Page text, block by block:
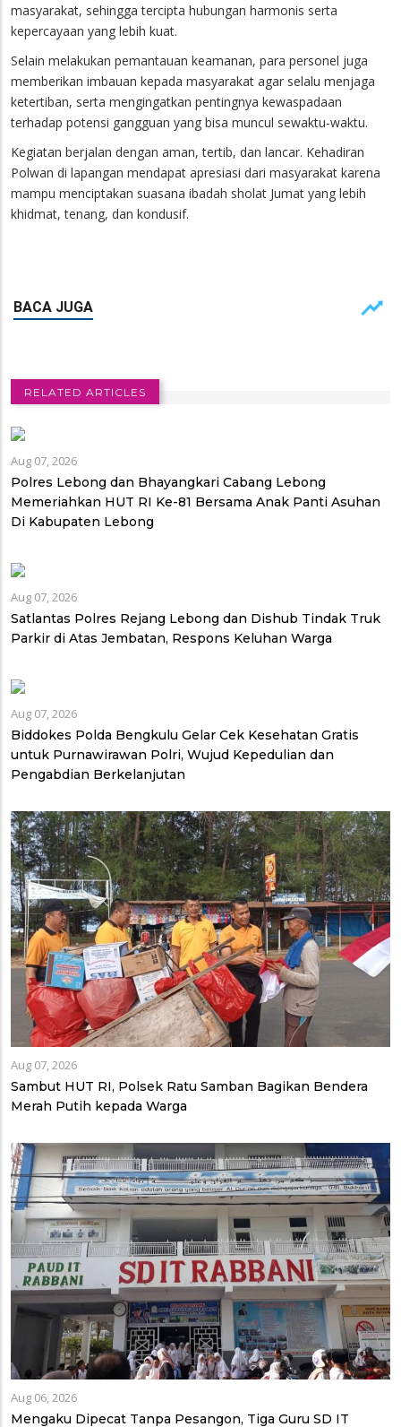
masyarakat, sehingga tercipta hubungan harmonis serta
kepercayaan yang lebih kuat.
Selain melakukan pemantauan keamanan, para personel juga
memberikan imbauan kepada masyarakat agar selalu menjaga
ketertiban, serta mengingatkan pentingnya kewaspadaan
terhadap potensi gangguan yang bisa muncul sewaktu-waktu.
Kegiatan berjalan dengan aman, tertib, dan lancar. Kehadiran
Polwan di lapangan mendapat apresiasi dari masyarakat karena
mampu menciptakan suasana ibadah sholat Jumat yang lebih
khidmat, tenang, dan kondusif.
RELATED ARTICLES
Aug 07, 2026
Polres Lebong dan Bhayangkari Cabang Lebong
Memeriahkan HUT RI Ke-81 Bersama Anak Panti Asuhan
Di Kabupaten Lebong
Aug 07, 2026
Satlantas Polres Rejang Lebong dan Dishub Tindak Truk
Parkir di Atas Jembatan, Respons Keluhan Warga
Aug 07, 2026
Biddokes Polda Bengkulu Gelar Cek Kesehatan Gratis
untuk Purnawirawan Polri, Wujud Kepedulian dan
Pengabdian Berkelanjutan
Aug 07, 2026
Sambut HUT RI, Polsek Ratu Samban Bagikan Bendera
Merah Putih kepada Warga
Aug 06, 2026
Mengaku Dipecat Tanpa Pesangon, Tiga Guru SD IT